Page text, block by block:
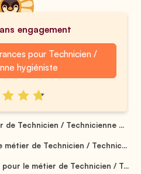
engagement
pour Technicien /
hygiéniste
Technicien / Technicienne ...
de Technicien / Technic...
le métier de Technicien / T...